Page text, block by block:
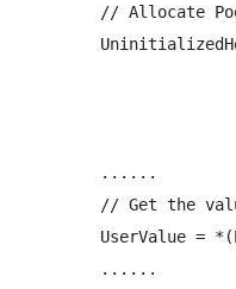
// Allocate
        ......
// Get the
UserValue =
        ......